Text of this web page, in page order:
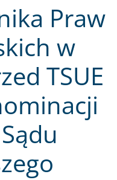
Praw
w
TSUE